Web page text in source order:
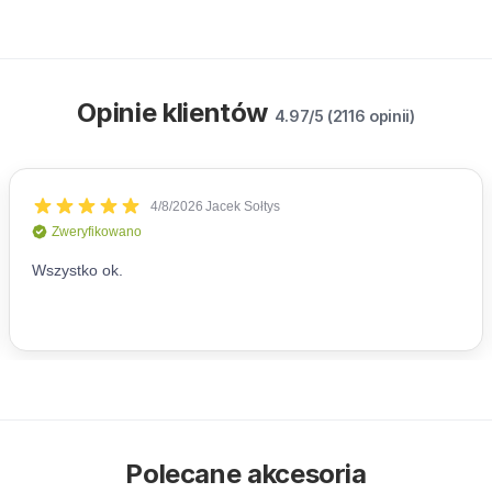
Opinie klientów 4.97/5 (2116 opinii)
Polecane akcesoria